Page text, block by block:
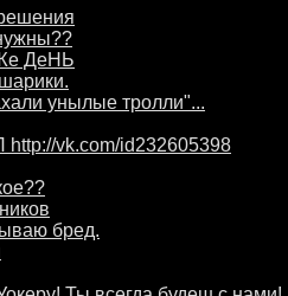
ДеНЬ
унылые тролли"...
vk.com/id232605398
бред.